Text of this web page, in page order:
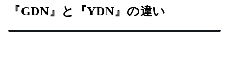
『GDN』と『YDN』の違い